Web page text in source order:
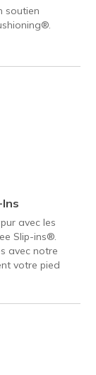
soutien
avec les
Slip-ins®.
avec notre
votre pied